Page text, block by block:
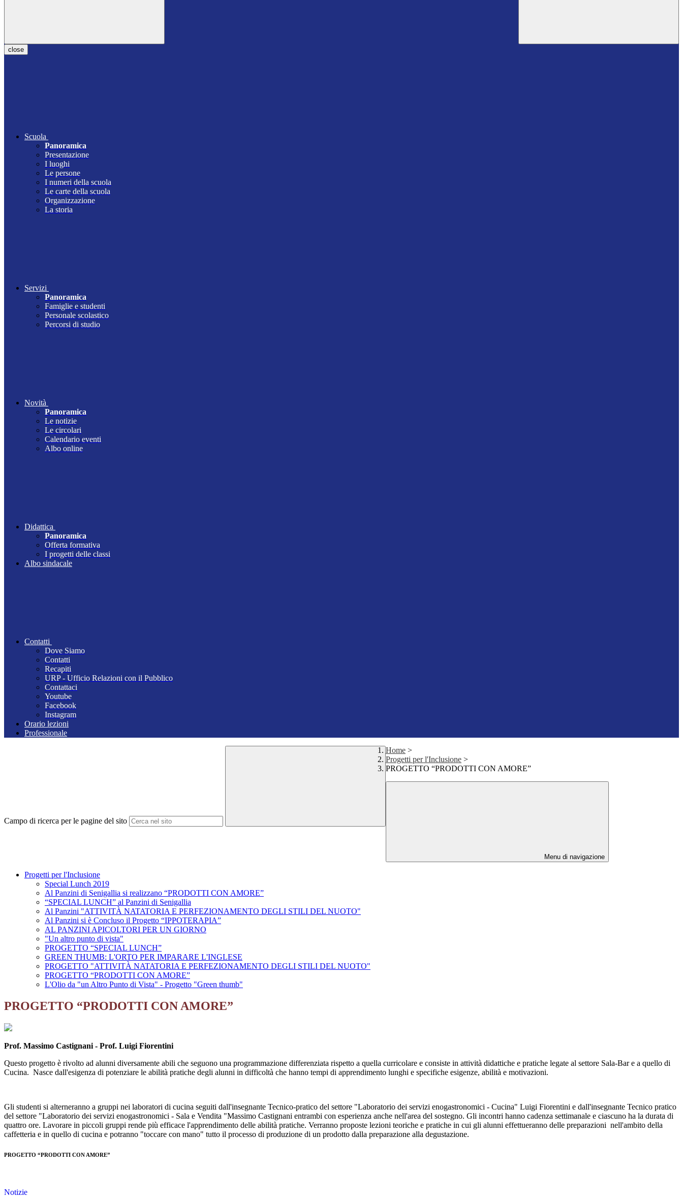
close
Scuola
Panoramica
Presentazione
I luoghi
Le persone
I numeri della scuola
Le carte della scuola
Organizzazione
La storia
Servizi
Panoramica
Famiglie e studenti
Personale scolastico
Percorsi di studio
Novità
Panoramica
Le notizie
Le circolari
Calendario eventi
Albo online
Didattica
Panoramica
Offerta formativa
I progetti delle classi
Albo sindacale
Contatti
Dove Siamo
Contatti
Recapiti
URP - Ufficio Relazioni con il Pubblico
Contattaci
Youtube
Facebook
Instagram
Orario lezioni
Professionale
Campo di ricerca per le pagine del sito
Home >
Progetti per l'Inclusione >
PROGETTO “PRODOTTI CON AMORE”
Menu di navigazione
Progetti per l'Inclusione
Special Lunch 2019
Al Panzini di Senigallia si realizzano “PRODOTTI CON AMORE”
“SPECIAL LUNCH” al Panzini di Senigallia
Al Panzini "ATTIVITÀ NATATORIA E PERFEZIONAMENTO DEGLI STILI DEL NUOTO"
Al Panzini si è Concluso il Progetto “IPPOTERAPIA”
AL PANZINI APICOLTORI PER UN GIORNO
"Un altro punto di vista"
PROGETTO “SPECIAL LUNCH”
GREEN THUMB: L'ORTO PER IMPARARE L'INGLESE
PROGETTO "ATTIVITÀ NATATORIA E PERFEZIONAMENTO DEGLI STILI DEL NUOTO"
PROGETTO “PRODOTTI CON AMORE”
L'Olio da "un Altro Punto di Vista" - Progetto "Green thumb"
PROGETTO “PRODOTTI CON AMORE”
Prof. Massimo Castignani - Prof. Luigi Fiorentini
Questo progetto è rivolto ad alunni diversamente abili che seguono una programmazione differenziata rispetto a quella curricolare e consiste in attività didattiche e pratiche legate al settore Sala-Bar e a quello di
Cucina. Nasce dall'esigenza di potenziare le abilità pratiche degli alunni in difficoltà che hanno tempi di apprendimento lunghi e specifiche esigenze, abilità e motivazioni.
Gli studenti si alterneranno a gruppi nei laboratori di cucina seguiti dall'insegnante Tecnico-pratico del settore "Laboratorio dei servizi enogastronomici - Cucina" Luigi Fiorentini e dall'insegnante Tecnico pratico
del settore "Laboratorio dei servizi enogastronomici - Sala e Vendita "Massimo Castignani entrambi con esperienza anche nell'area del sostegno. Gli incontri hanno cadenza settimanale e ciascuno ha la durata di
quattro ore. Lavorare in piccoli gruppi rende più efficace l'apprendimento delle abilità pratiche. Verranno proposte lezioni teoriche e pratiche in cui gli alunni effettueranno delle preparazioni nell'ambito della
caffetteria e in quello di cucina e potranno "toccare con mano" tutto il processo di produzione di un prodotto dalla preparazione alla degustazione.
PROGETTO “PRODOTTI CON AMORE”
Notizie